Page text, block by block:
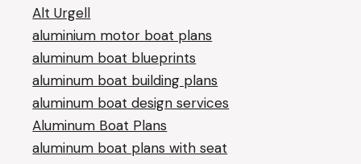
Alt Urgell
aluminium motor boat plans
aluminum boat blueprints
aluminum boat building plans
aluminum boat design services
Aluminum Boat Plans
aluminum boat plans with seat